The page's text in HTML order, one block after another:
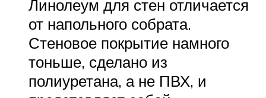
Линолеум для стен отличается
от напольного собрата.
Стеновое покрытие намного
тоньше, сделано из
полиуретана, а не ПВХ, и